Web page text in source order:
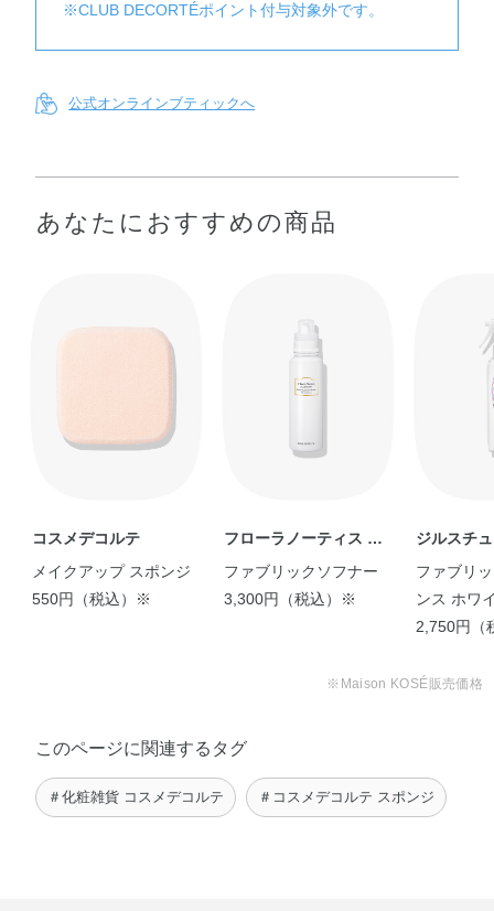
※CLUB DECORTÉポイント付与対象外です。
公式オンラインブティックへ
あなたにおすすめの商品
コスメデコルテ
メイクアップ スポンジ
550円（税込）※
フローラノーティス ジ
ルスチュアート
ファブリックソフナー
3,300円（税込）※
ジルスチ
ファブリ
ンス ホワ
ル
2,750円（
※Maison KOSÉ販売価格
このページに関連するタグ
＃化粧雑貨 コスメデコルテ ＃コスメデコルテ スポンジ